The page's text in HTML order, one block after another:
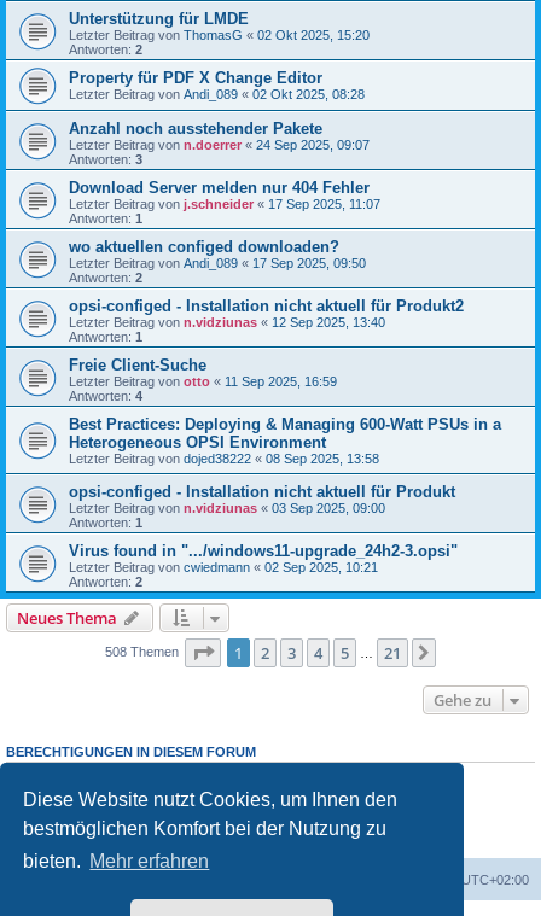
Diese Website nutzt Cookies, um Ihnen den
bestmöglichen Komfort bei der Nutzung zu
bieten. Mehr erfahren
Unterstützung für LMDE
Letzter Beitrag von ThomasG « 02 Okt 2025, 15:20
Antworten: 2
Property für PDF X Change Editor
Letzter Beitrag von Andi_089 « 02 Okt 2025, 08:28
Anzahl noch ausstehender Pakete
Letzter Beitrag von n.doerrer « 24 Sep 2025, 09:07
Antworten: 3
Download Server melden nur 404 Fehler
Letzter Beitrag von j.schneider « 17 Sep 2025, 11:07
Antworten: 1
wo aktuellen configed downloaden?
Letzter Beitrag von Andi_089 « 17 Sep 2025, 09:50
Antworten: 2
opsi-configed - Installation nicht aktuell für Produkt2
Letzter Beitrag von n.vidziunas « 12 Sep 2025, 13:40
Antworten: 1
Freie Client-Suche
Letzter Beitrag von otto « 11 Sep 2025, 16:59
Antworten: 4
Best Practices: Deploying & Managing 600-Watt PSUs in a
Heterogeneous OPSI Environment
Letzter Beitrag von dojed38222 « 08 Sep 2025, 13:58
opsi-configed - Installation nicht aktuell für Produkt
Letzter Beitrag von n.vidziunas « 03 Sep 2025, 09:00
Antworten: 1
Virus found in ".../windows11-upgrade_24h2-3.opsi"
Letzter Beitrag von cwiedmann « 02 Sep 2025, 10:21
Antworten: 2
Neues Thema
508 Themen Seite 1von 21
1 2 3 4 5 21
Gehe zu
BERECHTIGUNGEN IN DIESEM FORUM
Sie dürfen
keine
Antworten zu Themen in diesem Forum erstellen.
Sie dürfen Ihre Beiträge in diesem Forumnicht ändern.
Sie dürfen Ihre Beiträge in diesem Forumnichtlöschen.
keine
UTC+02:00